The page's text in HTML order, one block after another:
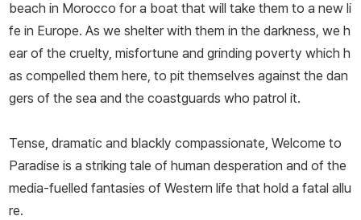
beach in Morocco for a boat that will take them to a new li
fe in Europe. As we shelter with them in the darkness, we h
ear of the cruelty, misfortune and grinding poverty which h
as compelled them here, to pit themselves against the dan
gers of the sea and the coastguards who patrol it.
Tense, dramatic and blackly compassionate, Welcome to
Paradise is a striking tale of human desperation and of the
media-fuelled fantasies of Western life that hold a fatal allu
re.